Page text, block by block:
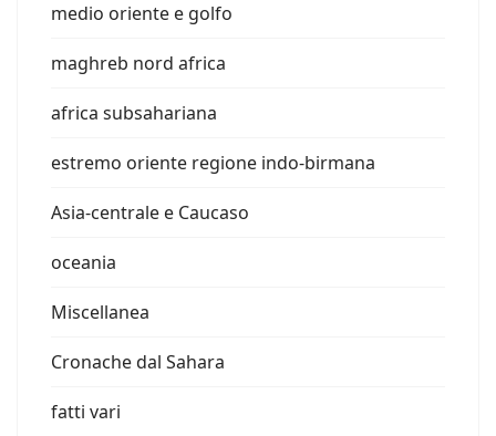
medio oriente e golfo
maghreb nord africa
africa subsahariana
estremo oriente regione indo-birmana
Asia-centrale e Caucaso
oceania
Miscellanea
Cronache dal Sahara
fatti vari